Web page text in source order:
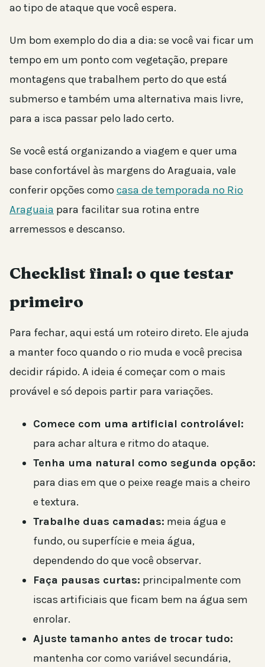
ao tipo de ataque que você espera.
Um bom exemplo do dia a dia: se você vai ficar um
tempo em um ponto com vegetação, prepare
montagens que trabalhem perto do que está
submerso e também uma alternativa mais livre,
para a isca passar pelo lado certo.
Se você está organizando a viagem e quer uma
base confortável às margens do Araguaia, vale
conferir opções comocasa de temporada no Rio
Araguaia para facilitar sua rotina entre
arremessos e descanso.
Checklist final: o que testar
primeiro
Para fechar, aqui está um roteiro direto. Ele ajuda
a manter foco quando o rio muda e você precisa
decidir rápido. A ideia é começar com o mais
provável e só depois partir para variações.
Comece com uma artificial controlável:
para achar altura e ritmo do ataque.
Tenha uma natural como segunda opção:
para dias em que o peixe reage mais a cheiro
e textura.
Trabalhe duas camadas: meia água e
fundo, ou superfície e meia água,
dependendo do que você observar.
Faça pausas curtas: principalmente com
iscas artificiais que ficam bem na água sem
enrolar.
Ajuste tamanho antes de trocar tudo:
mantenha cor como variável secundária,